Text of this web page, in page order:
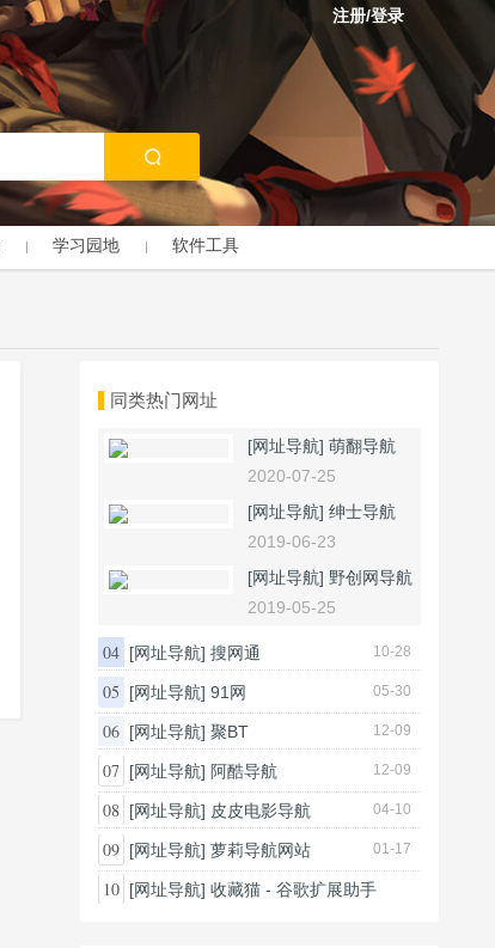
注册/登录
学习园地 软件工具
同类热门网址
[网址导航] 萌翻导航
2020-07-25
[网址导航] 绅士导航
2019-06-23
[网址导航] 野创网导航
2019-05-25
04 [网址导航] 搜网通 10-28
05 [网址导航] 91网 05-30
06 [网址导航] 聚BT 12-09
07 [网址导航] 阿酷导航 12-09
08 [网址导航] 皮皮电影导航 04-10
09 [网址导航] 萝莉导航网站 01-17
10 [网址导航] 收藏猫 - 谷歌扩展助手